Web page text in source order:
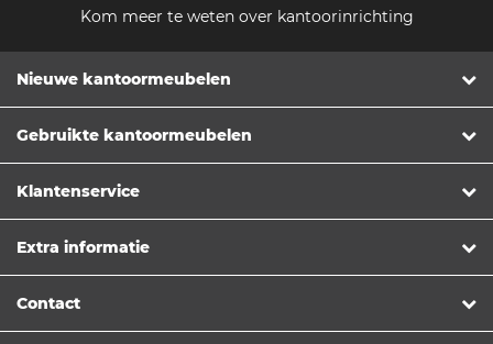
Kom meer te weten over kantoorinrichting
Nieuwe kantoormeubelen
Gebruikte kantoormeubelen
Klantenservice
Extra informatie
Contact